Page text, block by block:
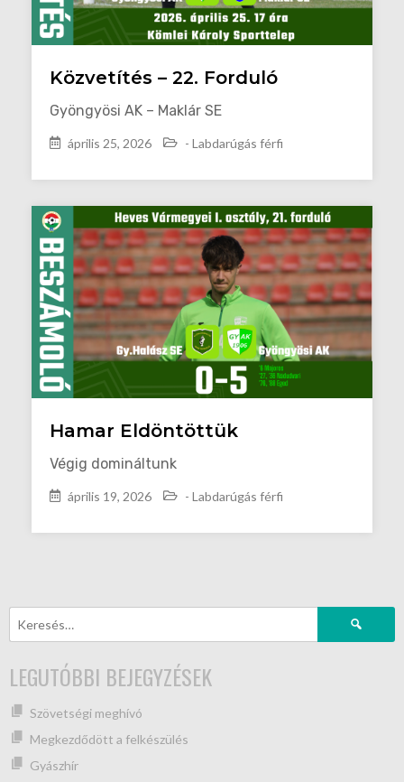
Közvetítés – 22. Forduló
Gyöngyösi AK – Maklár SE
április 25, 2026 - Labdarúgás férfi
Hamar Eldöntöttük
Végig domináltunk
április 19, 2026 - Labdarúgás férfi
LEGUTÓBBI BEJEGYZÉSEK
Szövetségi meghívó
Megkezdődött a felkészülés
Gyászhír